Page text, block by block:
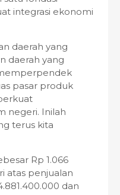
integrasi ekonomi
daerah yang
daerah yang
pasar produk
negeri. Inilah
terus kita
Rp 1.066
atas penjualan
dan